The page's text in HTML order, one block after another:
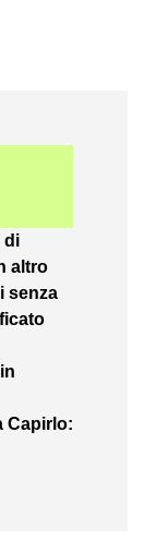
di
altro
senza
Capirlo: